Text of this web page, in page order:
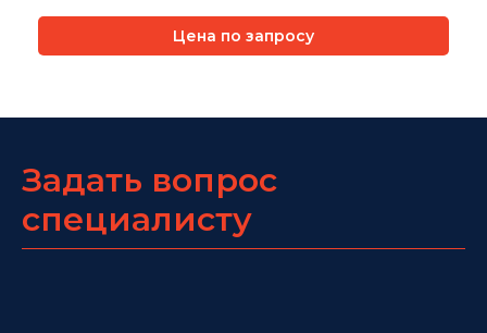
Цена по запросу
Задать вопрос
специалисту